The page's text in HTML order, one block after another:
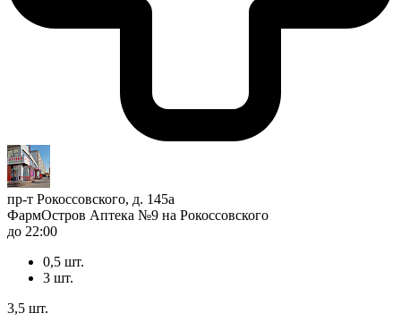
пр-т Рокоссовского, д. 145а
ФармОстров Аптека №9 на Рокоссовского
до 22:00
0,5 шт.
3 шт.
3,5 шт.